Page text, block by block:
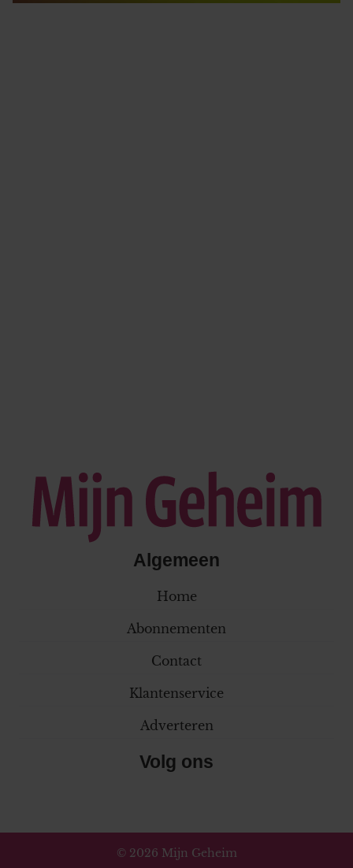
Algemeen
Home
Abonnementen
Contact
Klantenservice
Adverteren
Volg ons
© 2026 Mijn Geheim